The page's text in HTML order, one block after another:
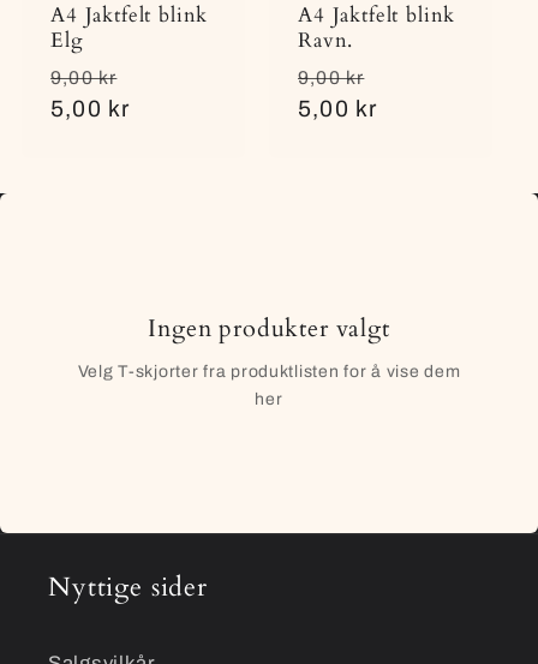
A4 Jaktfelt blink
Elg
Vanlig
pris
9,00 kr
5,00 kr
A4 Jaktfelt blink
Ravn.
Vanlig
pris
9,00 kr
5,00 kr
Ingen produkter valgt
Velg T-skjorter fra produktlisten for å vise dem
her
Nyttige sider